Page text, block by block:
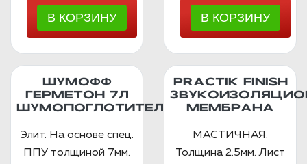
ШУМОФФ
ГЕРМЕТОН 7Л
ШУМОПОГЛОТИТЕЛЬ
Элит. На основе спец.
ППУ толщиной 7мм.
PRACTIK FINISH
МЕМБРАНА
МАСТИЧНАЯ.
Толщина 2.5мм. Лист